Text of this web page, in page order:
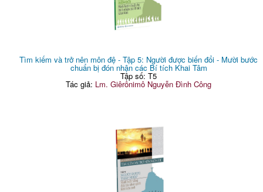
Tìm kiếm và trở nên môn đệ - Tập 5: Người được biến đổi - Mười bước
chuẩn bị đón nhận các Bí tích Khai Tâm
Tập số: T5
Tác giả: Lm. Giêrônimô Nguyễn Đình Công